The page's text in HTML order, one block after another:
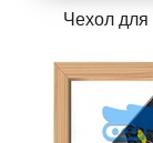
Чехол для